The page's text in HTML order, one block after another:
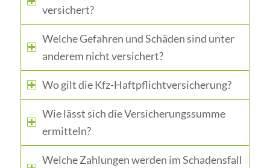
versichert?
Welche Gefahren und Schäden sind unter
anderem nicht versichert?
Wo gilt die Kfz-Haftpflichtversicherung?
Wie lässt sich die Versicherungssumme
ermitteln?
Welche Zahlungen werden im Schadensfall